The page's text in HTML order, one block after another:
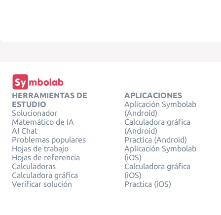
HERRAMIENTAS DE
ESTUDIO
Solucionador
Matemático de IA
AI Chat
Problemas populares
Hojas de trabajo
Hojas de referencia
Calculadoras
Calculadora gráfica
Verificar solución
APLICACIONES
Aplicación Symbolab
(Android)
Calculadora gráfica
(Android)
Practica (Android)
Aplicación Symbolab
(iOS)
Calculadora gráfica
(iOS)
Practica (iOS)